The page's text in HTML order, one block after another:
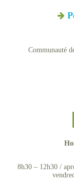
Communauté
8h30 – 12h30 /